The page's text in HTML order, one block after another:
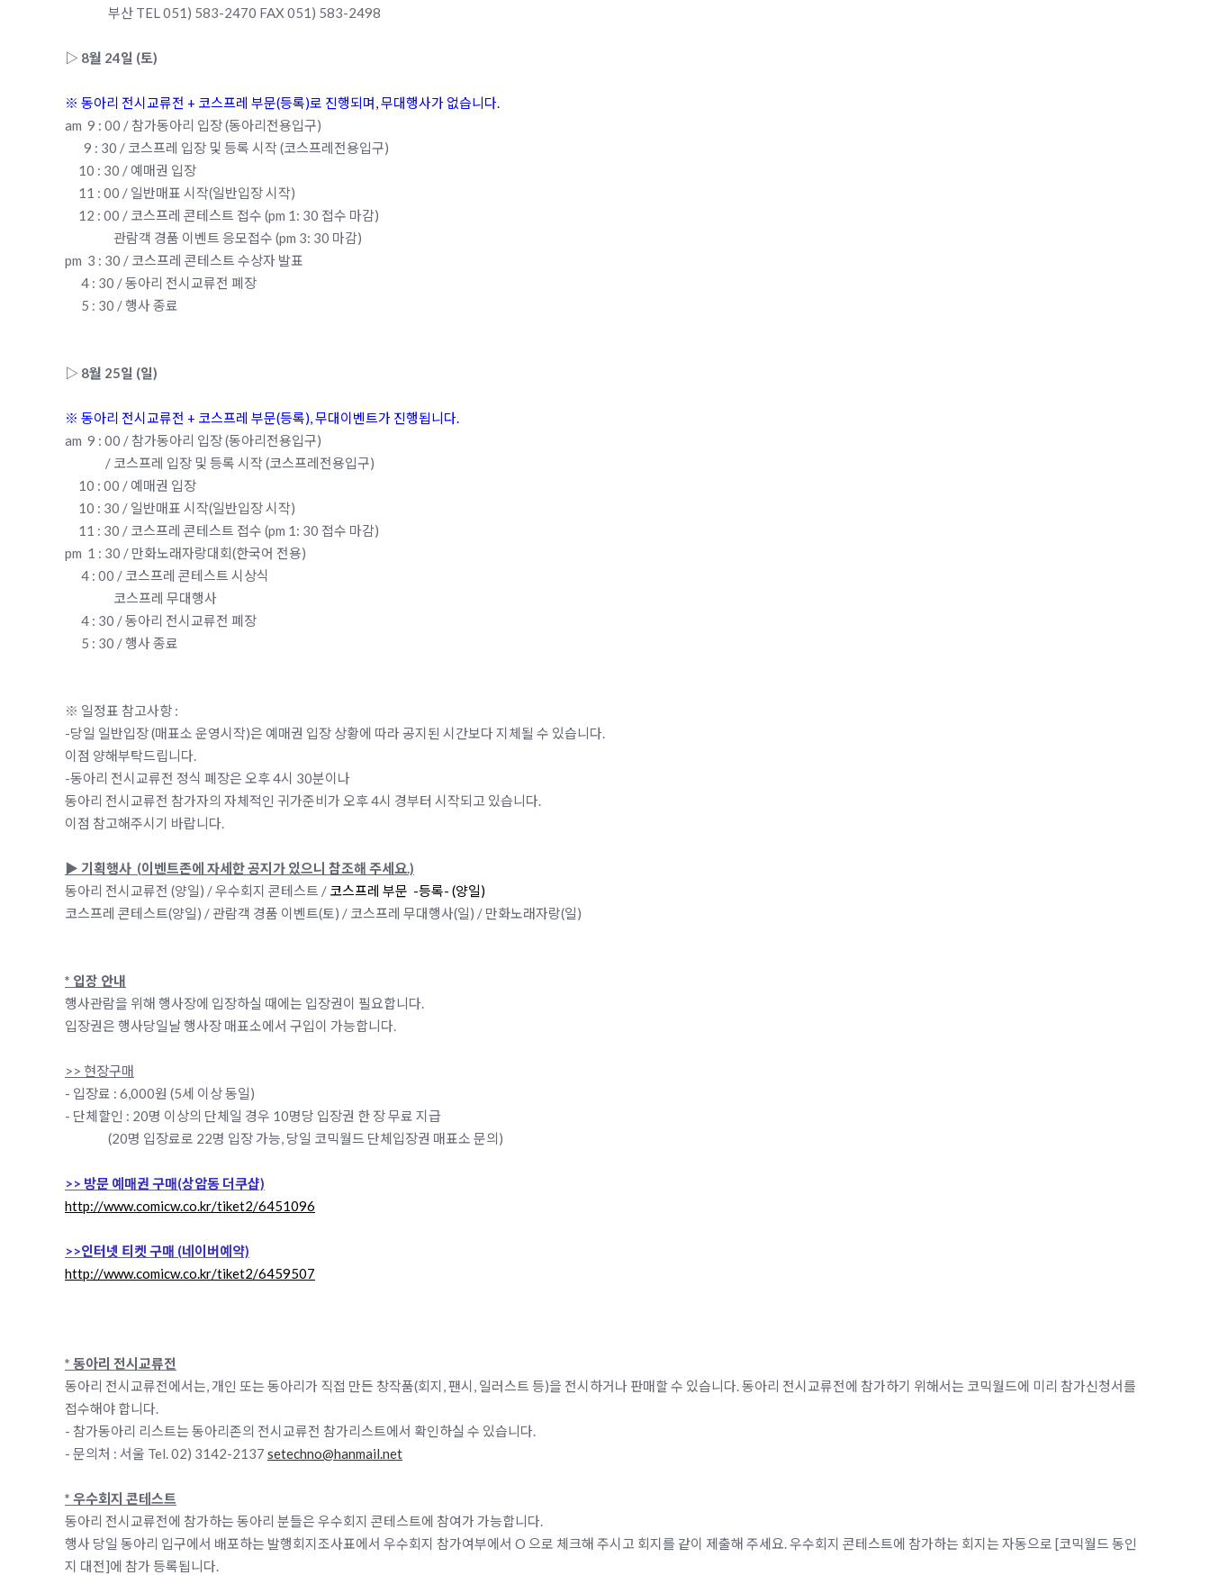
부산 TEL 051) 583-2470 FAX 051) 583-2498
▷ 8월 24일 (토)
※ 동아리 전시교류전 + 코스프레 부문(등록)로 진행되며, 무대행사가 없습니다.
am 9 : 00 / 참가동아리 입장 (동아리전용입구)
9 : 30 / 코스프레 입장 및 등록 시작 (코스프레전용입구)
10 : 30 / 예매권 입장
11 : 00 / 일반매표 시작(일반입장 시작)
12 : 00 / 코스프레 콘테스트 접수 (pm 1: 30 접수 마감)
관람객 경품 이벤트 응모접수 (pm 3: 30 마감)
pm 3 : 30 / 코스프레 콘테스트 수상자 발표
4 : 30 / 동아리 전시교류전 폐장
5 : 30 / 행사 종료
▷ 8월 25일 (일)
※ 동아리 전시교류전 + 코스프레 부문(등록), 무대이벤트가 진행됩니다.
am 9 : 00 / 참가동아리 입장 (동아리전용입구)
/ 코스프레 입장 및 등록 시작 (코스프레전용입구)
10 : 00 / 예매권 입장
10 : 30 / 일반매표 시작(일반입장 시작)
11 : 30 / 코스프레 콘테스트 접수 (pm 1: 30 접수 마감)
pm 1 : 30 / 만화노래자랑대회(한국어 전용)
4 : 00 / 코스프레 콘테스트 시상식
코스프레 무대행사
4 : 30 / 동아리 전시교류전 폐장
5 : 30 / 행사 종료
※ 일정표 참고사항 :
-당일 일반입장 (매표소 운영시작)은 예매권 입장 상황에 따라 공지된 시간보다 지체될 수 있습니다.
이점 양해부탁드립니다.
-동아리 전시교류전 정식 폐장은 오후 4시 30분이나
동아리 전시교류전 참가자의 자체적인 귀가준비가 오후 4시 경부터 시작되고 있습니다.
이점 참고해주시기 바랍니다.
▶ 기획행사 (이벤트존에 자세한 공지가 있으니 참조해 주세요.)
동아리 전시교류전 (양일) / 우수회지 콘테스트 / 코스프레 부문 -등록- (양일)
코스프레 콘테스트(양일) / 관람객 경품 이벤트(토) / 코스프레 무대행사(일) / 만화노래자랑(일)
* 입장 안내
행사관람을 위해 행사장에 입장하실 때에는 입장권이 필요합니다.
입장권은 행사당일날 행사장 매표소에서 구입이 가능합니다.
>> 현장구매
- 입장료 : 6,000원 (5세 이상 동일)
- 단체할인 : 20명 이상의 단체일 경우 10명당 입장권 한 장 무료 지급
(20명 입장료로 22명 입장 가능, 당일 코믹월드 단체입장권 매표소 문의)
>> 방문 예매권 구매(상암동 더쿠샵)
http://www.comicw.co.kr/tiket2/6451096
>>인터넷 티켓 구매 (네이버예약)
http://www.comicw.co.kr/tiket2/6459507
* 동아리 전시교류전
동아리 전시교류전에서는, 개인 또는 동아리가 직접 만든 창작품(회지, 팬시, 일러스트 등)을 전시하거나 판매할 수 있습니다. 동아리 전시교류전에 참가하기 위해서는 코믹월드에 미리 참가신청서를
접수해야 합니다.
- 참가동아리 리스트는 동아리존의 전시교류전 참가리스트에서 확인하실 수 있습니다.
- 문의처 : 서울 Tel. 02) 3142-2137 setechno@hanmail.net
* 우수회지 콘테스트
동아리 전시교류전에 참가하는 동아리 분들은 우수회지 콘테스트에 참여가 가능합니다.
행사 당일 동아리 입구에서 배포하는 발행회지조사표에서 우수회지 참가여부에서 O 으로 체크해 주시고 회지를 같이 제출해 주세요. 우수회지 콘테스트에 참가하는 회지는 자동으로 [코믹월드 동인
지 대전]에 참가 등록됩니다.